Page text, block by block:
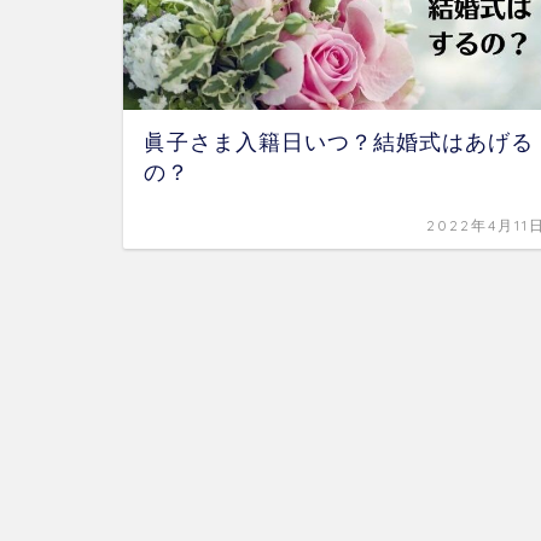
眞子さま入籍日いつ？結婚式はあげる
の？
2022年4月11